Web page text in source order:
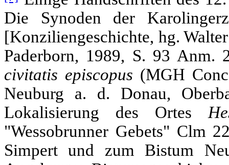
Die Synoden der
[Konziliengeschichte, hg.
Paderborn, 1989, S. 93 Anm.
civitatis episcopus (MGH
Neuburg a. d. Donau,
Lokalisierung des Ortes
"Wessobrunner Gebets" Clm
Simpert und zum Bistum